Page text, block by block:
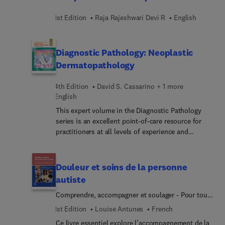
management for global health in low-resource
1st Edition Raja Rajeshwari Devi R English
Diagnostic Pathology: Neoplastic
Dermatopathology
4th Edition
David S. Cassarino + 1 more
English
This expert volume in the Diagnostic Pathology
series is an excellent point-of-care resource for
practitioners at all levels of experience and
incorporates the most recent clinical, pathologic,
and molecular knowledge in the field to provide a
comprehensive overview of all key issues relevant
to today’s practice. Succinctly written, richly
illustrated, and easy to use, Diagnostic Pathology:
Douleur et soins de la personne
autiste
Comprendre, accompagner et soulager - Pour tous
les professionnels de santé
1st Edition Louise Antunes
French
Ce livre essentiel explore l’accompagnement de la